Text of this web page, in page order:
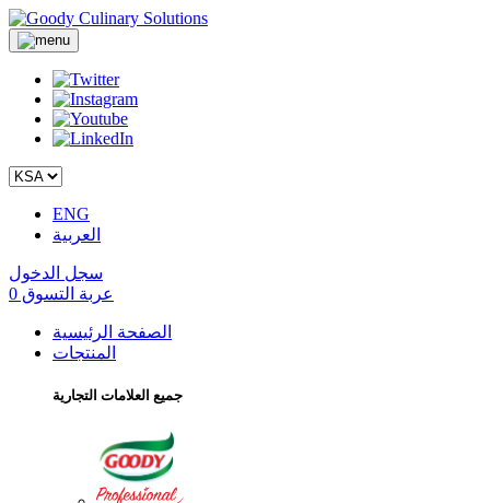
ENG
العربية
سجل الدخول
عربة التسوق 0
الصفحة الرئيسية
المنتجات
جميع العلامات التجارية